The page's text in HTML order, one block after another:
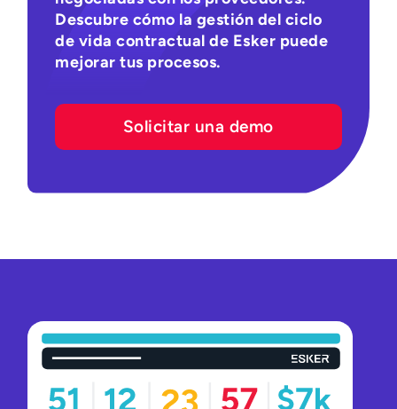
Descubre cómo la gestión del ciclo
de vida contractual de Esker puede
mejorar tus procesos.
Solicitar una demo